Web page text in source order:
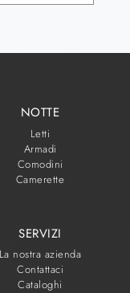
NOTTE
Letti
Armadi
Comodini
Camerette
SERVIZI
La nostra azienda
Contattaci
Cataloghi